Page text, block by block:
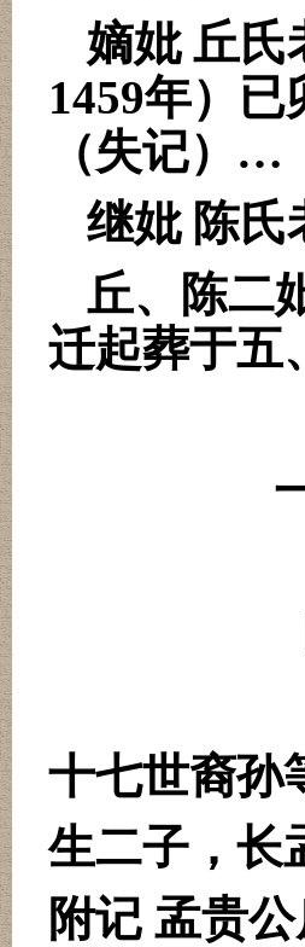
嫡妣 丘氏
1459年）已
（失记）…
继妣 陈氏
丘、陈二
迁起葬于五
十七世裔孙
生二子，长
附记 孟贵